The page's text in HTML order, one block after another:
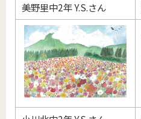
美野里中2年 Y.S.さん